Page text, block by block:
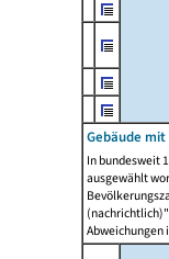
Gebäude
In bundesweit
ausgewählt
Abweichungen